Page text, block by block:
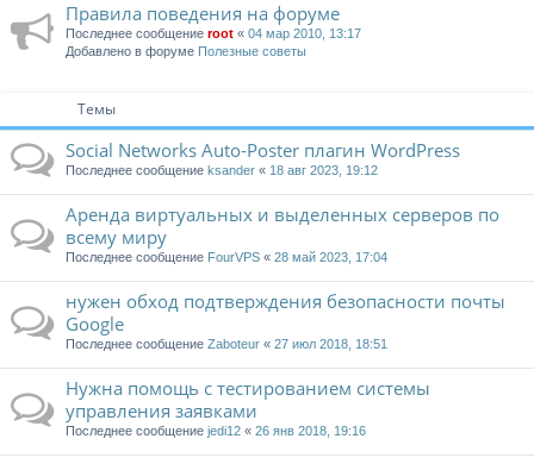
Правила поведения на форуме
Последнее сообщение root « 04 мар 2010, 13:17
Добавлено в форуме Полезные советы
Темы
Social Networks Auto-Poster плагин WordPress
Последнее сообщение ksander « 18 авг 2023, 19:12
Аренда виртуальных и выделенных серверов по
всему миру
Последнее сообщение FourVPS « 28 май 2023, 17:04
нужен обход подтверждения безопасности почты
Google
Последнее сообщение Zaboteur « 27 июл 2018, 18:51
Нужна помощь с тестированием системы
управления заявками
Последнее сообщение jedi12 « 26 янв 2018, 19:16